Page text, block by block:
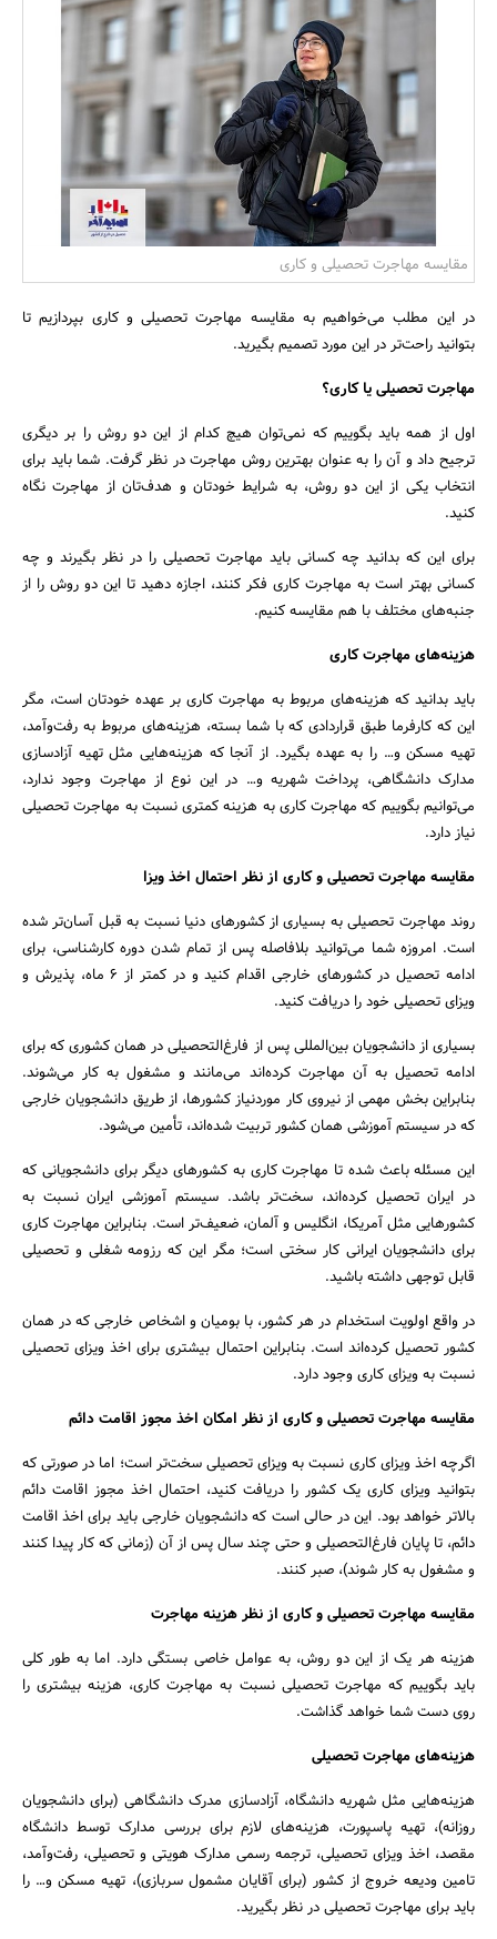
بانک، بیمه و سرمایه
مسکن و ساختمان
جستجو
مقایسه مهاجرت تحصیلی و کاری
در این مطلب می‌خواهیم به مقایسه مهاجرت تحصیلی و کاری بپردازیم تا
بتوانید راحت‌تر در این مورد تصمیم بگیرید.
مهاجرت تحصیلی یا کاری؟
اول از همه باید بگوییم که نمی‌توان هیچ کدام از این دو روش را بر دیگری
ترجیح داد و آن را به عنوان بهترین روش مهاجرت در نظر گرفت. شما باید برای
انتخاب یکی از این دو روش، به شرایط خودتان و هدف‌تان از مهاجرت نگاه
کنید.
برای این که بدانید چه کسانی باید مهاجرت تحصیلی را در نظر بگیرند و چه
کسانی بهتر است به مهاجرت کاری فکر کنند، اجازه دهید تا این دو روش را از
جنبه‌های مختلف با هم مقایسه کنیم.
هزینه‌های مهاجرت کاری
باید بدانید که هزینه‌های مربوط به مهاجرت کاری بر عهده خودتان است، مگر
این که کارفرما طبق قراردادی که با شما بسته، هزینه‌های مربوط به رفت‌وآمد،
تهیه مسکن و… را به عهده بگیرد. از آنجا که هزینه‌هایی مثل تهیه آزادسازی
مدارک دانشگاهی، پرداخت شهریه و… در این نوع از مهاجرت وجود ندارد،
می‌توانیم بگوییم که مهاجرت کاری به هزینه کمتری نسبت به مهاجرت تحصیلی
نیاز دارد.
مقایسه مهاجرت تحصیلی و کاری از نظر احتمال اخذ ویزا
روند مهاجرت تحصیلی به بسیاری از کشورهای دنیا نسبت به قبل آسان‌تر شده
است. امروزه شما می‌توانید بلافاصله پس از تمام شدن دوره کارشناسی، برای
ادامه تحصیل در کشورهای خارجی اقدام کنید و در کمتر از ۶ ماه، پذیرش و
ویزای تحصیلی خود را دریافت کنید.
بسیاری از دانشجویان بین‌المللی پس از فارغ‌التحصیلی در همان کشوری که برای
ادامه تحصیل به آن مهاجرت کرده‌اند می‌مانند و مشغول به کار می‌شوند.
بنابراین بخش مهمی از نیروی کار موردنیاز کشورها، از طریق دانشجویان خارجی
که در سیستم آموزشی همان کشور تربیت شده‌اند، تأمین می‌شود.
این مسئله باعث شده تا مهاجرت کاری به کشورهای دیگر برای دانشجویانی که
در ایران تحصیل کرده‌اند، سخت‌تر باشد. سیستم آموزشی ایران نسبت به
کشورهایی مثل آمریکا، انگلیس و آلمان، ضعیف‌تر است. بنابراین مهاجرت کاری
برای دانشجویان ایرانی کار سختی است؛ مگر این که رزومه شغلی و تحصیلی
قابل توجهی داشته باشید.
در واقع اولویت استخدام در هر کشور، با بومیان و اشخاص خارجی که در همان
کشور تحصیل کرده‌اند است. بنابراین احتمال بیشتری برای اخذ ویزای تحصیلی
نسبت به ویزای کاری وجود دارد.
مقایسه مهاجرت تحصیلی و کاری از نظر امکان اخذ مجوز اقامت دائم
اگرچه اخذ ویزای کاری نسبت به ویزای تحصیلی سخت‌تر است؛ اما در صورتی که
بتوانید ویزای کاری یک کشور را دریافت کنید، احتمال اخذ مجوز اقامت دائم
بالاتر خواهد بود. این در حالی است که دانشجویان خارجی باید برای اخذ اقامت
دائم، تا پایان فارغ‌التحصیلی و حتی چند سال پس از آن (زمانی که کار پیدا کنند
و مشغول به کار شوند)، صبر کنند.
مقایسه مهاجرت تحصیلی و کاری از نظر هزینه مهاجرت
هزینه هر یک از این دو روش، به عوامل خاصی بستگی دارد. اما به طور کلی
باید بگوییم که مهاجرت تحصیلی نسبت به مهاجرت کاری، هزینه بیشتری را
روی دست شما خواهد گذاشت.
هزینه‌های مهاجرت تحصیلی
هزینه‌هایی مثل شهریه دانشگاه، آزادسازی مدرک دانشگاهی (برای دانشجویان
روزانه)، تهیه پاسپورت، هزینه‌های لازم برای بررسی مدارک توسط دانشگاه
مقصد، اخذ ویزای تحصیلی، ترجمه رسمی مدارک هویتی و تحصیلی، رفت‌وآمد،
تامین ودیعه خروج از کشور (برای آقایان مشمول سربازی)، تهیه مسکن و… را
باید برای مهاجرت تحصیلی در نظر بگیرید.